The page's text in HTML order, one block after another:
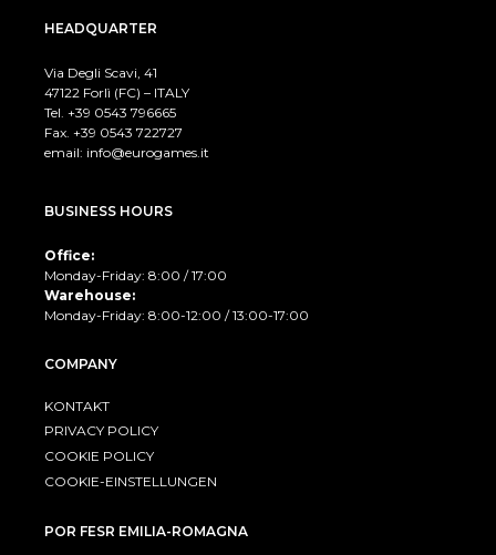
HEADQUARTER
Via Degli Scavi, 41
47122 Forlì (FC) – ITALY
Tel. +39 0543 796665
Fax. +39 0543 722727
email: info@eurogames.it
BUSINESS HOURS
Office:
Monday-Friday: 8:00 / 17:00
Warehouse:
Monday-Friday: 8:00-12:00 / 13:00-17:00
COMPANY
KONTAKT
PRIVACY POLICY
COOKIE POLICY
COOKIE-EINSTELLUNGEN
POR FESR EMILIA-ROMAGNA